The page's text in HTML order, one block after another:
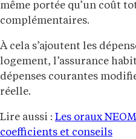
même portée qu’un coût
complémentaires.
À cela s’ajoutent les
logement, l’assurance
dépenses courantes
réelle.
Lire aussi : Les oraux
coefficients et conseils